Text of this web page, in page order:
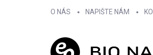
O NÁS NAPIŠTE NÁM